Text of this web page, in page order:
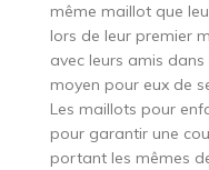
même maillot que
lors de leur premier
avec leurs amis
moyen pour eux de
Les maillots pour
pour garantir une
portant les mêmes